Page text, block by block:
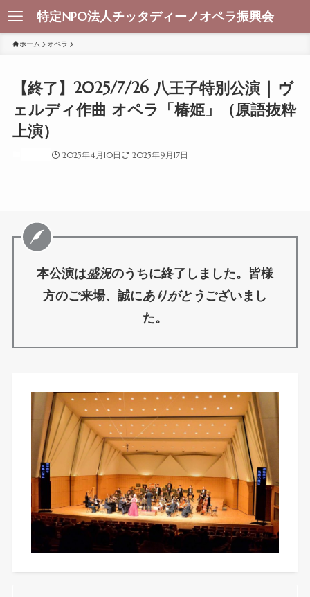
特定NPO法人チッタディーノオペラ振興会
ホーム オペラ
【終了】2025/7/26 八王子特別公演 | ヴ
ェルディ作曲 オペラ「椿姫」（原語抜粋
上演）
2025年4月10日 2025年9月17日
本公演は盛況のうちに終了しました。皆様
方のご来場、誠にありがとうございまし
た。